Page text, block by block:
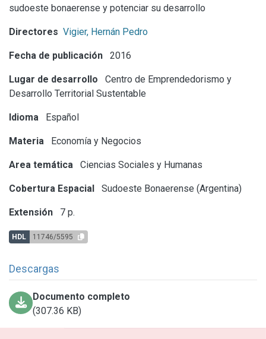
sudoeste bonaerense y potenciar su desarrollo
Directores Vigier, Hernán Pedro
Fecha de publicación 2016
Lugar de desarrollo
Centro de Emprendedorismo y
Desarrollo Territorial Sustentable
Idioma Español
Materia Economía y Negocios
Area temática Ciencias Sociales y Humanas
Cobertura Espacial Sudoeste Bonaerense (Argentina)
Extensión 7 p.
HDL 11746/5595
Descargas
Documento completo
(307.36 KB)